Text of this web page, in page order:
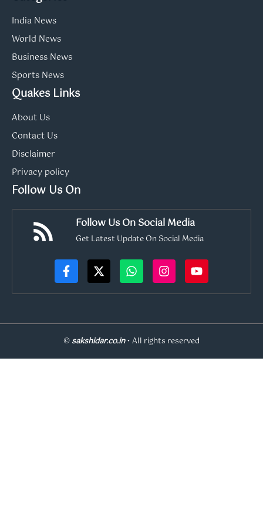
India News
World News
Business News
Sports News
Quakes Links
About Us
Contact Us
Disclaimer
Privacy policy
Follow Us On
Follow Us On Social Media
Get Latest Update On Social Media
©sakshidar.co.in• All rights reserved